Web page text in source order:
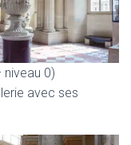
niveau 0)
avec ses